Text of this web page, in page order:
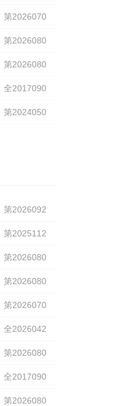
第2026070
第2026080
第2026080
全2017090
第2024050
第2026092
第2025112
第2026080
第2026080
第2026070
全2026042
第2026080
全2017090
第2026080